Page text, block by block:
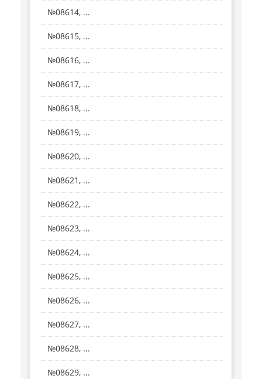
№08614, ...
№08615, ...
№08616, ...
№08617, ...
№08618, ...
№08619, ...
№08620, ...
№08621, ...
№08622, ...
№08623, ...
№08624, ...
№08625, ...
№08626, ...
№08627, ...
№08628, ...
№08629, ...